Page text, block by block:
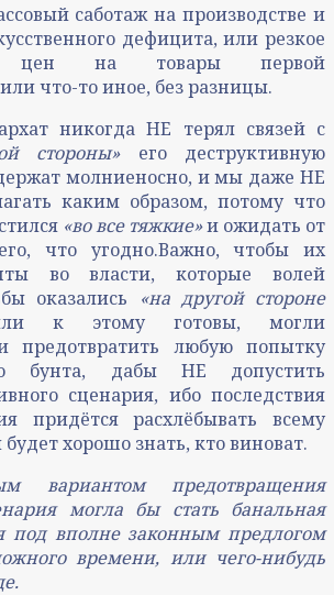
саботаж на производстве и
дефицита, или резкое
цен на товары первой
что-то иное, без разницы.
никогда НЕ терял связей с
стороны»его деструктивную
молниеносно, и мы даже НЕ
каким образом, потому что
«во все тяжкие»и ожидать от
что угодно.Важно, чтобы их
во власти, которые волей
оказались
«на другой стороне
к этому готовы, могли
предотвратить любую попытку
бунта, дабы НЕ допустить
сценария, ибо последствия
придётся расхлёбывать всему
хорошо знать, кто виноват.
вариантом предотвращения
могла бы стать банальная
под вполне законным предлогом
времени, или чего-нибудь